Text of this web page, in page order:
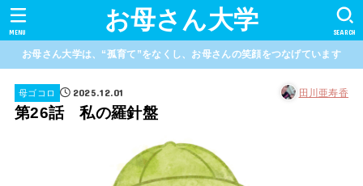
お母さん大学 SEARCH
MENU
お母さん大学は、“孤育て”をなくし、お母さんの笑顔をつなげています
母ゴコロ 2025.12.01 田川亜寿香
第26話 私の羅針盤